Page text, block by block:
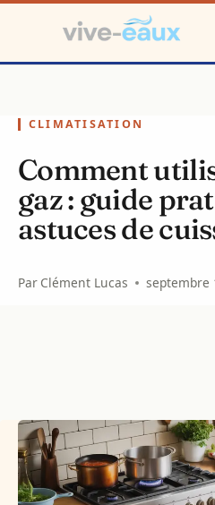
contenu
CLIMATISATION
Comment
gaz : guide
astuces de
Par Clément Lucas septembre